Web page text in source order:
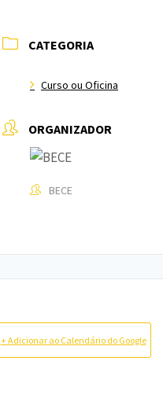
CATEGORIA
Curso ou Oficina
ORGANIZADOR
BECE
+ Adicionar ao Calendário do Google